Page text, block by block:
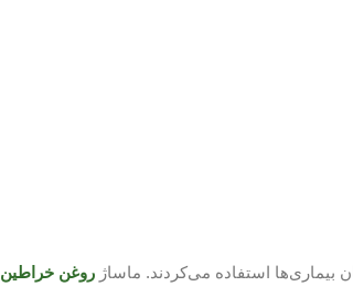
بیماری‌ها استفاده می‌کردند. ماساژ روغن خراطین